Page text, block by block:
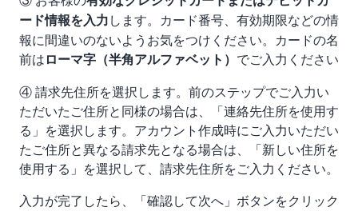
ード情報を入力 します。カード番号、有効期限などの情
報に間違いのないようお気をつけください。カードの名
前は ローマ字（半角アルファベット） でご入力ください
④ 請求先住所を選択します。前のステップでご入力い
ただいたご住所と同様の場合は、「連絡先住所を使用す
る」を選択します。アカウント作成時にご入力いただい
たご住所と異なる請求先となる場合は、「新しい住所を
使用する」を選択して、請求先住所をご入力ください。
入力が完了したら、「確認して次へ」ボタンをクリック